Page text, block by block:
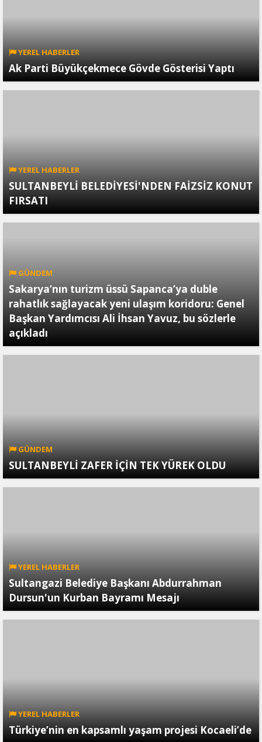
YEREL HABERLER
Ak Parti Büyükçekmece Gövde Gösterisi Yaptı
YEREL HABERLER
SULTANBEYLİ BELEDİYESİ'NDEN FAİZSİZ KONUT
FIRSATI
GÜNDEM
Sakarya’nın turizm üssü Sapanca’ya duble
rahatlık sağlayacak yeni ulaşım koridoru: Genel
Başkan Yardımcısı Ali İhsan Yavuz, bu sözlerle
açıkladı
GÜNDEM
SULTANBEYLİ ZAFER İÇİN TEK YÜREK OLDU
YEREL HABERLER
Sultangazi Belediye Başkanı Abdurrahman
Dursun'un Kurban Bayramı Mesajı
YEREL HABERLER
Türkiye’nin en kapsamlı yaşam projesi Kocaeli’de